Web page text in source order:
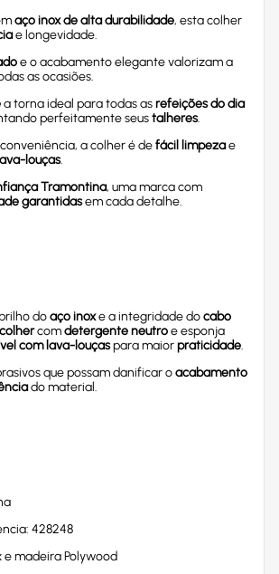
aço inox de alta durabilidade, esta colher
e longevidade.
e o acabamento elegante valorizam a
as ocasiões.
a torna ideal para todas asrefeições do dia
perfeitamente seustalheres.
a colher é defácil limpezae
louças.
Tramontina, uma marca com
garantidasem cada detalhe.
doaço inoxe a integridade docabo
colhercomdetergente neutroe esponja
com lava-louçaspara maiorpraticidade.
que possam danificar oacabamento
do material.
428248
e madeira Polywood